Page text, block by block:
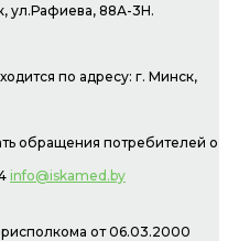
ул.Рафиева, 88А-3Н.
по адресу: г. Минск,
обращения потребителей о
info@iskamed.by
от 06.03.2000